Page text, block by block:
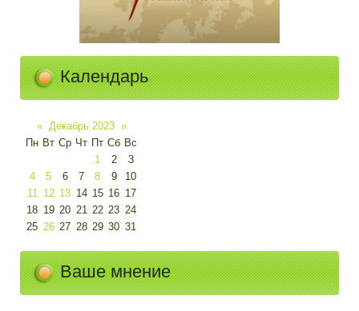
Календарь
« Декабрь 2023 »
Пн Вт Ср Чт Пт Сб Вс
1
2
3
4
5 6 7 8 9
10
11
12 13 14 15 16 17
18 19 20 21 22 23 24
25 26 27 28 29 30 31
Ваше мнение